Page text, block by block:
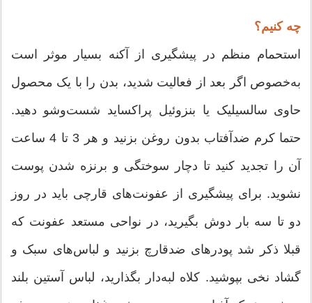
چه کنیم؟
استحمام منظم در پیشگیری از آکنه بسیار موثر است
به‌خصوص اگر بعد از فعالیت شدید، بدن را با یک محصول
حاوی سالسیلیک یا بنزوئیل پراکساید شست‌وشو دهید.
حتما کرم ضدآفتاب بدون روغن بزنید و هر 3 تا 4 ساعت
آن را تجدید کنید تا دچار سوختگی و برنزه شدن پوست
نشوید. برای پیشگیری از عفونت‌های قارچی باید در روز
دو تا سه‌ بار دوش بگیرید، در نواحی مستعد عفونت که
قبلا ذکر شد پودرهای ضدقارچ بزنید و لباس‌های سبک و
گشاد نخی بپوشید. کلاه لبه‌دار بگذارید، لباس آستین بلند